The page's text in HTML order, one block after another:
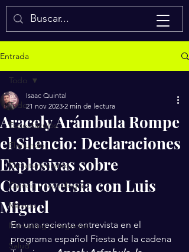
Isaac Quintal
Entrada
Todo
Espectáculos
El mundo
Entretenimiento
Ciencia y tecnología
México
Marketing y negocios
Salud
Todo
Aracely Arámbula Rompe
el Silencio: Declaraciones
Explosivas sobre
Controversia con Luis
Miguel
Isaac Quintal
21 nov 2023 2 min de lectura
En una reciente entrevista en el
programa español Fiesta de la cadena